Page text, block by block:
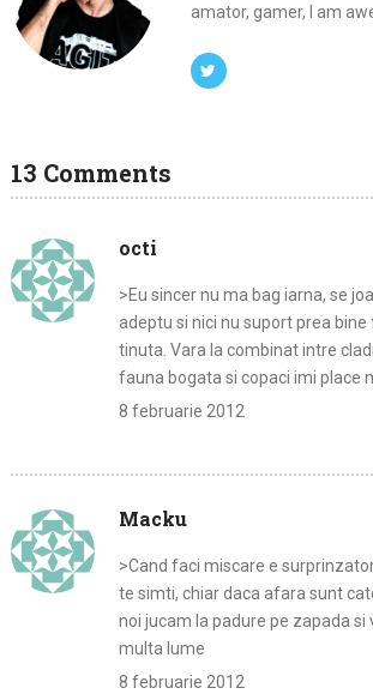
amator, gamer, I am
13 Comments
octi
>Eu sincer nu ma bag iarna, se
adeptu si nici nu suport prea
tinuta. Vara la combinat intre
fauna bogata si copaci imi place
8 februarie 2012
Macku
>Cand faci miscare e
te simti, chiar daca afara sunt
noi jucam la padure pe zapada si
multa lume
8 februarie 2012